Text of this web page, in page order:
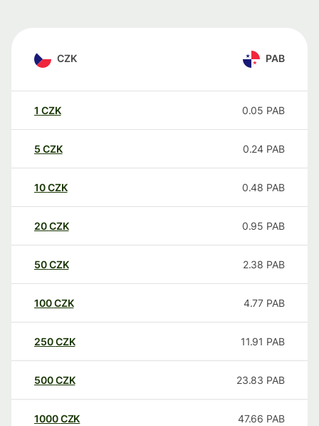
CZK PAB
1 CZK 0.05 PAB
5 CZK 0.24 PAB
10CZK 0.48 PAB
20CZK 0.95 PAB
50CZK 2.38 PAB
100CZK 4.77 PAB
250CZK 11.91 PAB
500CZK 23.83 PAB
1000CZK 47.66 PAB